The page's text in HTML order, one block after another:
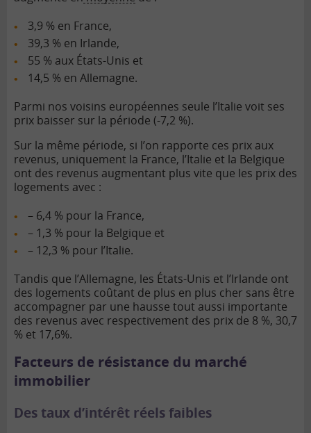
3,9 % en France,
39,3 % en Irlande,
55 % aux États-Unis et
14,5 % en Allemagne.
Parmi nos voisins européennes seule l’Italie voit ses
prix baisser sur la période (-7,2 %).
Sur la même période, si l’on rapporte ces prix aux
revenus, uniquement la France, l’Italie et la Belgique
ont des revenus augmentant plus vite que les prix des
logements avec :
– 6,4 % pour la France,
– 1,3 % pour la Belgique et
– 12,3 % pour l’Italie.
Tandis que l’Allemagne, les États-Unis et l’Irlande ont
des logements coûtant de plus en plus cher sans être
accompagner par une hausse tout aussi importante
des revenus avec respectivement des prix de 8 %, 30,7
% et 17,6%.
Facteurs de résistance du marché
immobilier
Des taux d’intérêt réels faibles